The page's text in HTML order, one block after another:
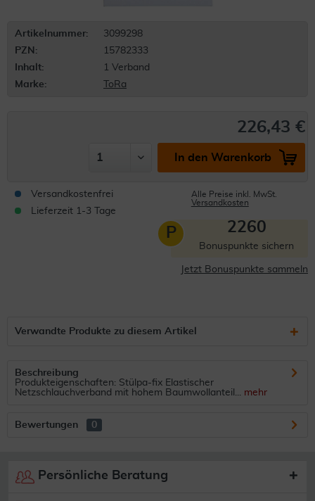
Artikelnummer:
3099298
PZN:
15782333
Inhalt:
1 Verband
Marke:
ToRa
226,43 €
In den Warenkorb
Versandkostenfrei
Lieferzeit 1-3 Tage
Alle Preise inkl. MwSt.
Versandkosten
P 2260
Bonuspunkte sichern
Jetzt Bonuspunkte sammeln
Verwandte Produkte zu diesem Artikel
Beschreibung
Produkteigenschaften: Stülpa-fix Elastischer
Netzschlauchverband mit hohem Baumwollanteil... mehr
Bewertungen 0
Persönliche Beratung